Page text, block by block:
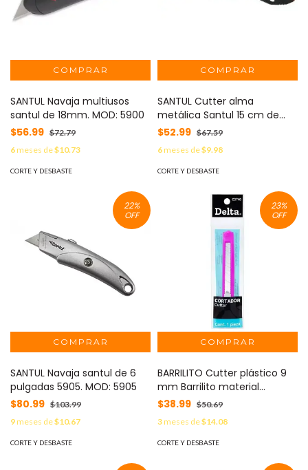
SANTUL Navaja multiusos
santul de 18mm. MOD: 5900
$56.99 $72.79
6meses de$10.73
CORTE Y DESBASTE
SANTUL Cutter alma
metálica Santul 15 cm de
largo y navaja de 18mm.
MOD: ST359049
$52.99 $67.59
6meses de$9.98
CORTE Y DESBASTE
22%
OFF
SANTUL Navaja santul de 6
pulgadas 5905. MOD: 5905
$80.99 $103.99
9meses de$10.67
CORTE Y DESBASTE
23%
OFF
BARRILITO Cutter plástico 9
mm Barrilito material
plástico MOD: CD740
$38.99 $50.69
3meses de$14.08
CORTE Y DESBASTE